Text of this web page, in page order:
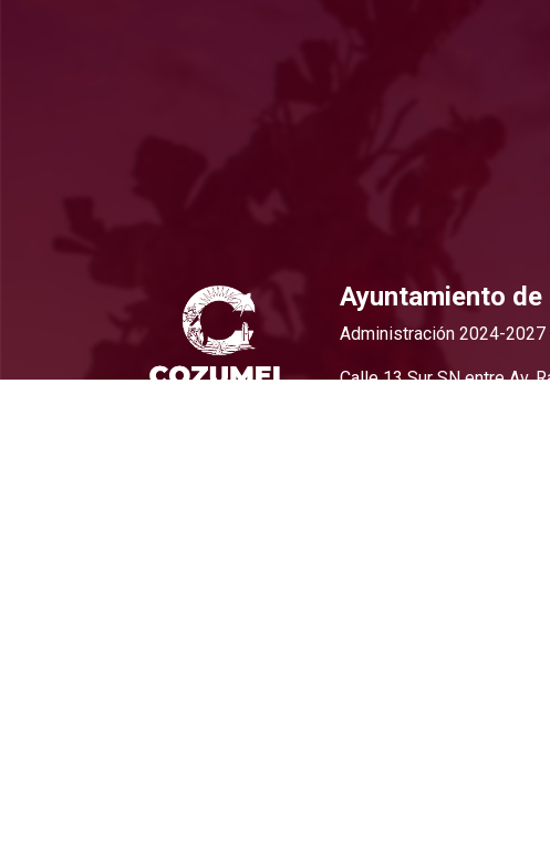
Ayuntamiento de
Administración 2024-2027
Calle 13 Sur SN entre Av.